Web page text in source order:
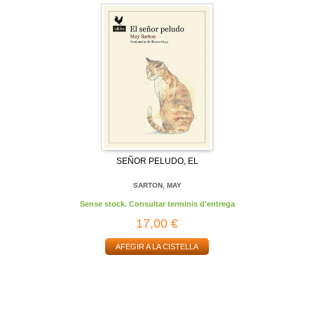
SEÑOR PELUDO, EL
SARTON, MAY
Sense stock. Consultar terminis d'entrega
17,00 €
AFEGIR A LA CISTELLA